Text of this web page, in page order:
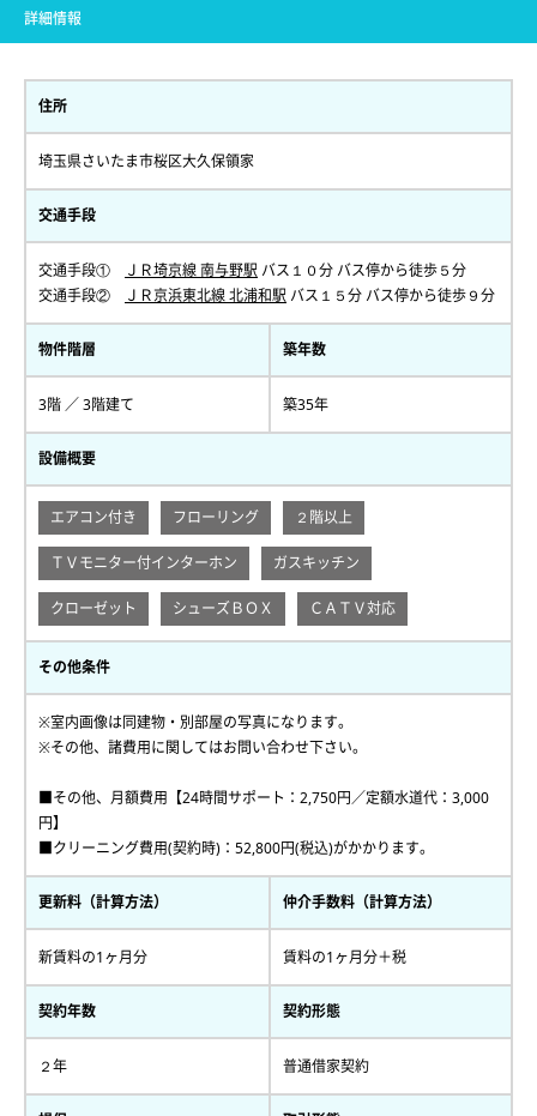
詳細情報
住所
埼玉県さいたま市桜区大久保領家
交通手段
交通手段① ＪＲ埼京線 南与野駅 バス１０分 バス停から徒歩５分
交通手段②
ＪＲ京浜東北線 北浦和駅 バス１５分 バス停から徒歩９分
物件階層
3階 ／ 3階建て
築年数
築35年
設備概要
エアコン付き フローリング ２階以上
ＴＶモニター付インターホン ガスキッチン
クローゼット シューズＢＯＸ ＣＡＴＶ対応
その他条件
※室内画像は同建物・別部屋の写真になります。
※その他、諸費用に関してはお問い合わせ下さい。
■その他、月額費用【24時間サポート：2,750円／定額水道代：3,000
円】
■クリーニング費用(契約時)：52,800円(税込)がかかります。
更新料（計算方法）
新賃料の1ヶ月分
仲介手数料（計算方法）
賃料の1ヶ月分＋税
契約年数
２年
契約形態
普通借家契約